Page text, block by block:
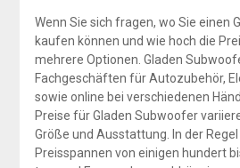
Wenn Sie sich fragen, wo Sie einen
kaufen können und wie hoch die
mehrere Optionen. Gladen
Fachgeschäften für Autozubehör,
sowie online bei verschiedenen
Preise für Gladen Subwoofer
Größe und Ausstattung. In der
Preisspannen von einigen hundert